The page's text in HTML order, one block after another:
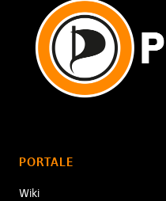
PORTALE
Wiki